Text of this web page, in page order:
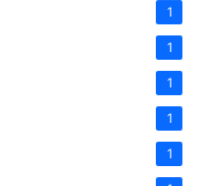
1
1
1
1
1